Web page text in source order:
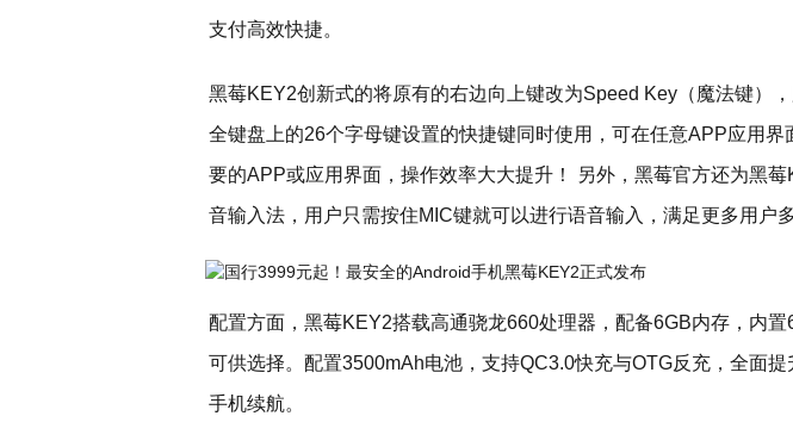
支付高效快捷。
黑莓KEY2创新式的将原有的右边向上键改为Speed Key（魔法键）
全键盘上的26个字母键设置的快捷键同时使用，可在任意APP应用界
要的APP或应用界面，操作效率大大提升！ 另外，黑莓官方还为黑
音输入法，用户只需按住MIC键就可以进行语音输入，满足更多用户
配置方面，黑莓KEY2搭载高通骁龙660处理器，配备6GB内存，内
可供选择。配置3500mAh电池，支持QC3.0快充与OTG反充，全面
手机续航。